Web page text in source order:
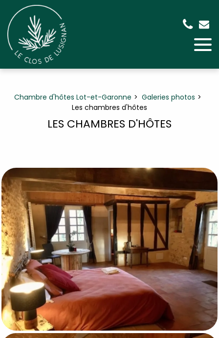
Chambre d'hôtes Lot-et-Garonne
Galeries photos
Les chambres d'hôtes
LES CHAMBRES D'HÔTES
Panneau de gestion des cookies